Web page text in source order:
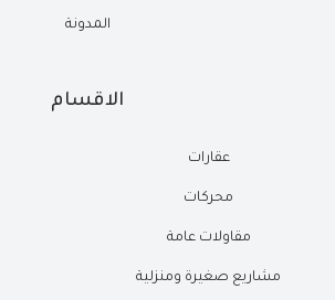
المدونة
الاقسام
عقارات
محركات
مقاولات عامة
مشاريع صغيرة ومنزلية